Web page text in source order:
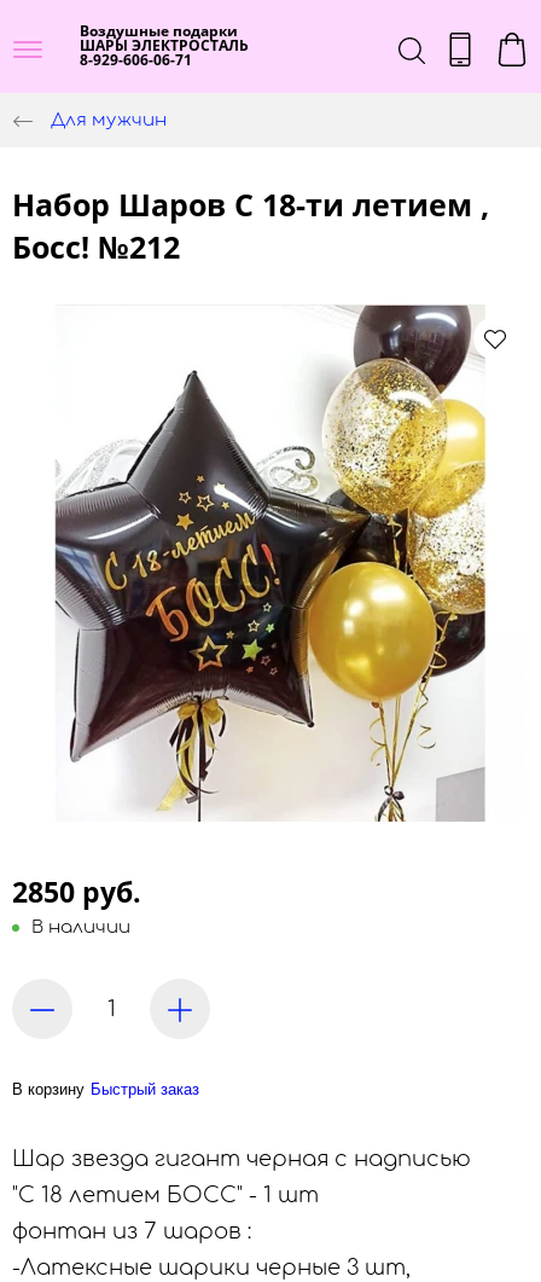
Воздушные подарки
ШАРЫ ЭЛЕКТРОСТАЛЬ
8-929-606-06-71
Для мужчин
Набор Шаров С 18-ти летием ,
Босс! №212
2850 руб.
В наличии
В корзину Быстрый заказ
Шар звезда гигант черная с надписью
"С 18 летием БОСС" - 1 шт
фонтан из 7 шаров :
-Латексные шарики черные 3 шт,